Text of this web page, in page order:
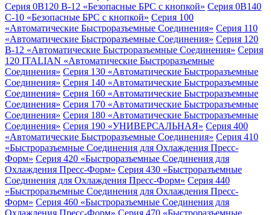
Серия 0B120 B-12 «Безопасные БРС с кнопкой» Серия 0B140
C-10 «Безопасные БРС с кнопкой» Серия 100
«Автоматические Быстроразъемные Соединения» Серия 110
«Автоматические Быстроразъемные Соединения» Серия 120
B-12 «Автоматические Быстроразъемные Соединения» Серия
120 ITALIAN «Автоматические Быстроразъемные
Соединения» Серия 130 «Автоматические Быстроразъемные
Соединения» Серия 140 «Автоматические Быстроразъемные
Соединения» Серия 160 «Автоматические Быстроразъемные
Соединения» Серия 170 «Автоматические Быстроразъемные
Соединения» Серия 180 «Автоматические Быстроразъемные
Соединения» Серия 190 «УНИВЕРСАЛЬНАЯ» Серия 400
«Автоматические Быстроразъемные Соединения» Серия 410
«Быстроразъемные Соединения для Охлаждения Пресс-
Форм» Серия 420 «Быстроразъемные Соединения для
Охлаждения Пресс-Форм» Серия 430 «Быстроразъемные
Соединения для Охлаждения Пресс-Форм» Серия 440
«Быстроразъемные Соединения для Охлаждения Пресс-
Форм» Серия 460 «Быстроразъемные Соединения для
Охлаждения Пресс-Форм» Серия 470 «Быстроразъемные